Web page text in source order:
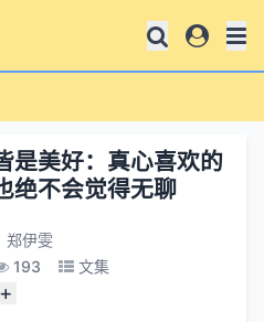
是美好：真心喜欢的
绝不会觉得无聊
郑伊雯
193 文集
+